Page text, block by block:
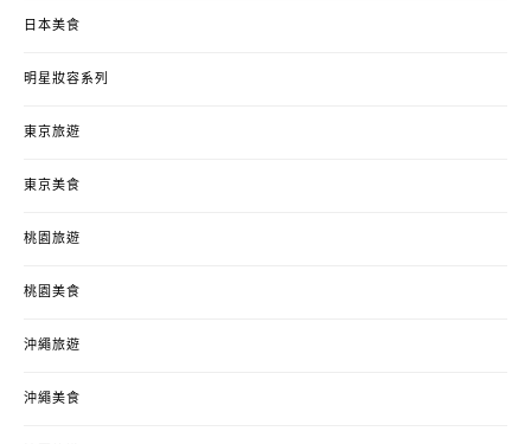
日本美食
明星妝容系列
東京旅遊
東京美食
桃園旅遊
桃園美食
沖繩旅遊
沖繩美食